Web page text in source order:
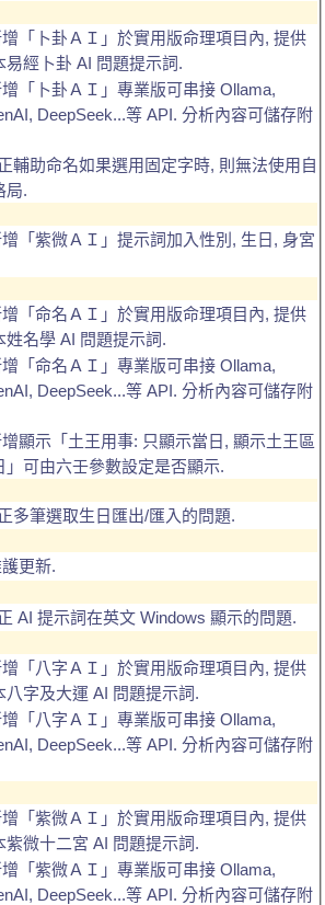
「卜卦ＡＩ」於實用版命理項目內, 提供
易經卜卦 AI 問題提示詞.
「卜卦ＡＩ」專業版可串接 Ollama,
DeepSeek...等 API. 分析內容可儲存附
輔助命名如果選用固定字時, 則無法使用自
局.
「紫微ＡＩ」提示詞加入性別, 生日, 身宮
「命名ＡＩ」於實用版命理項目內, 提供
姓名學 AI 問題提示詞.
「命名ＡＩ」專業版可串接 Ollama,
DeepSeek...等 API. 分析內容可儲存附
顯示「土王用事: 只顯示當日, 顯示土王區
」可由六壬參數設定是否顯示.
多筆選取生日匯出/匯入的問題.
更新.
AI 提示詞在英文 Windows 顯示的問題.
「八字ＡＩ」於實用版命理項目內, 提供
八字及大運 AI 問題提示詞.
「八字ＡＩ」專業版可串接 Ollama,
DeepSeek...等 API. 分析內容可儲存附
「紫微ＡＩ」於實用版命理項目內, 提供
紫微十二宮 AI 問題提示詞.
「紫微ＡＩ」專業版可串接 Ollama,
DeepSeek...等 API. 分析內容可儲存附